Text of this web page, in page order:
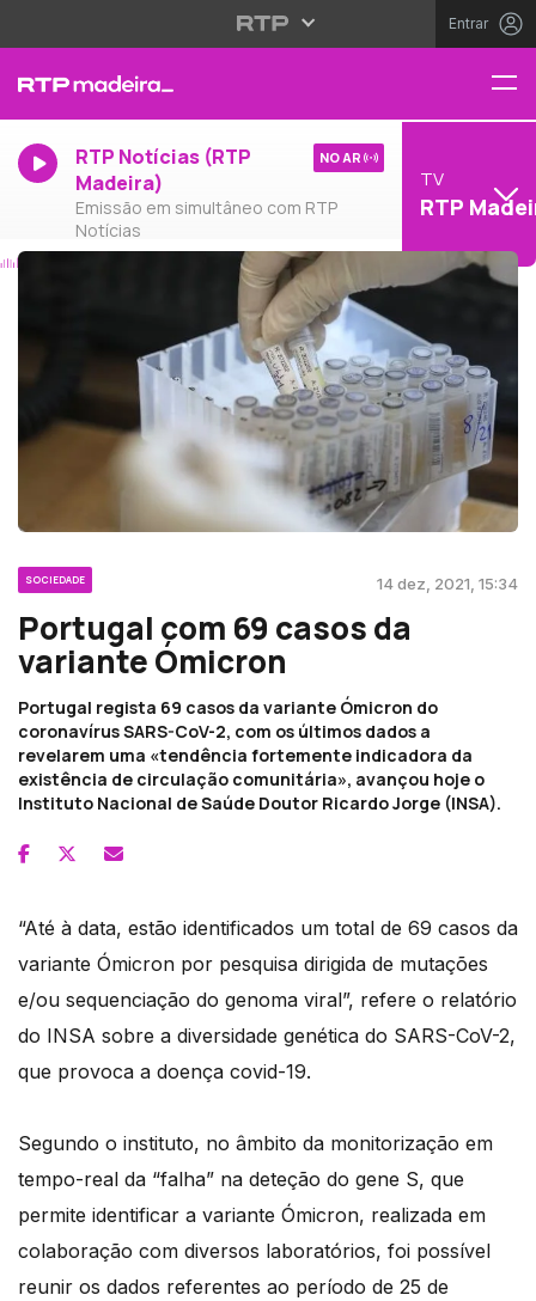
Entrar
RTP Notícias (RTP
Madeira)
Emissão em simultâneo com RTP
Notícias
NO AR
TV
RTP
SOCIEDADE 14 dez, 2021, 15:34
Portugal com 69 casos da
variante Ómicron
Portugal regista 69 casos da variante Ómicron do
coronavírus SARS-CoV-2, com os últimos dados a
revelarem uma «tendência fortemente indicadora da
existência de circulação comunitária», avançou hoje o
Instituto Nacional de Saúde Doutor Ricardo Jorge (INSA).
“Até à data, estão identificados um total de 69 casos da
variante Ómicron por pesquisa dirigida de mutações
e/ou sequenciação do genoma viral”, refere o relatório
do INSA sobre a diversidade genética do SARS-CoV-2,
que provoca a doença covid-19.
Segundo o instituto, no âmbito da monitorização em
tempo-real da “falha” na deteção do gene S, que
permite identificar a variante Ómicron, realizada em
colaboração com diversos laboratórios, foi possível
reunir os dados referentes ao período de 25 de